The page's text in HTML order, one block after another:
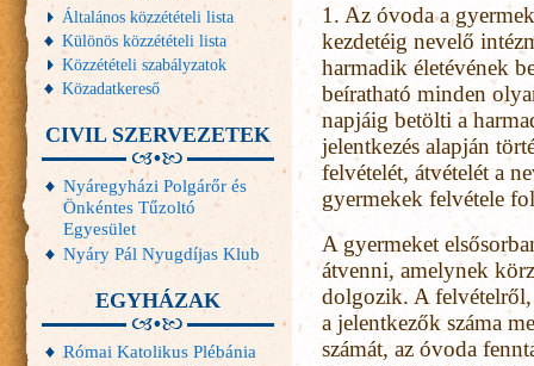
1. Az óvoda a
kezdetéig nevelő
harmadik életévének
beíratható minden
napjáig betölti a
jelentkezés alapján
felvételét, átvételét a
gyermekek felvétele
A gyermeket
átvenni, amelynek
dolgozik. A
a jelentkezők száma
számát, az óvoda
Általános közzétételi lista
Különös közzétételi lista
Közzétételi szabályzatok
Közadatkereső
CIVIL SZERVEZETEK
Nyáregyházi Polgárőr és
Önkéntes Tűzoltó
Egyesület
Nyáry Pál Nyugdíjas Klub
EGYHÁZAK
Római Katolikus Plébánia